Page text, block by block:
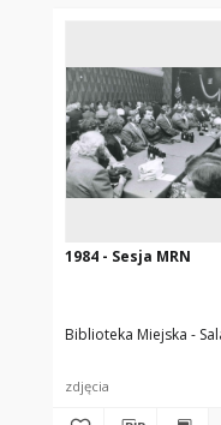
1984 - Sesja MRN
Biblioteka Miejska -
zdjęcia